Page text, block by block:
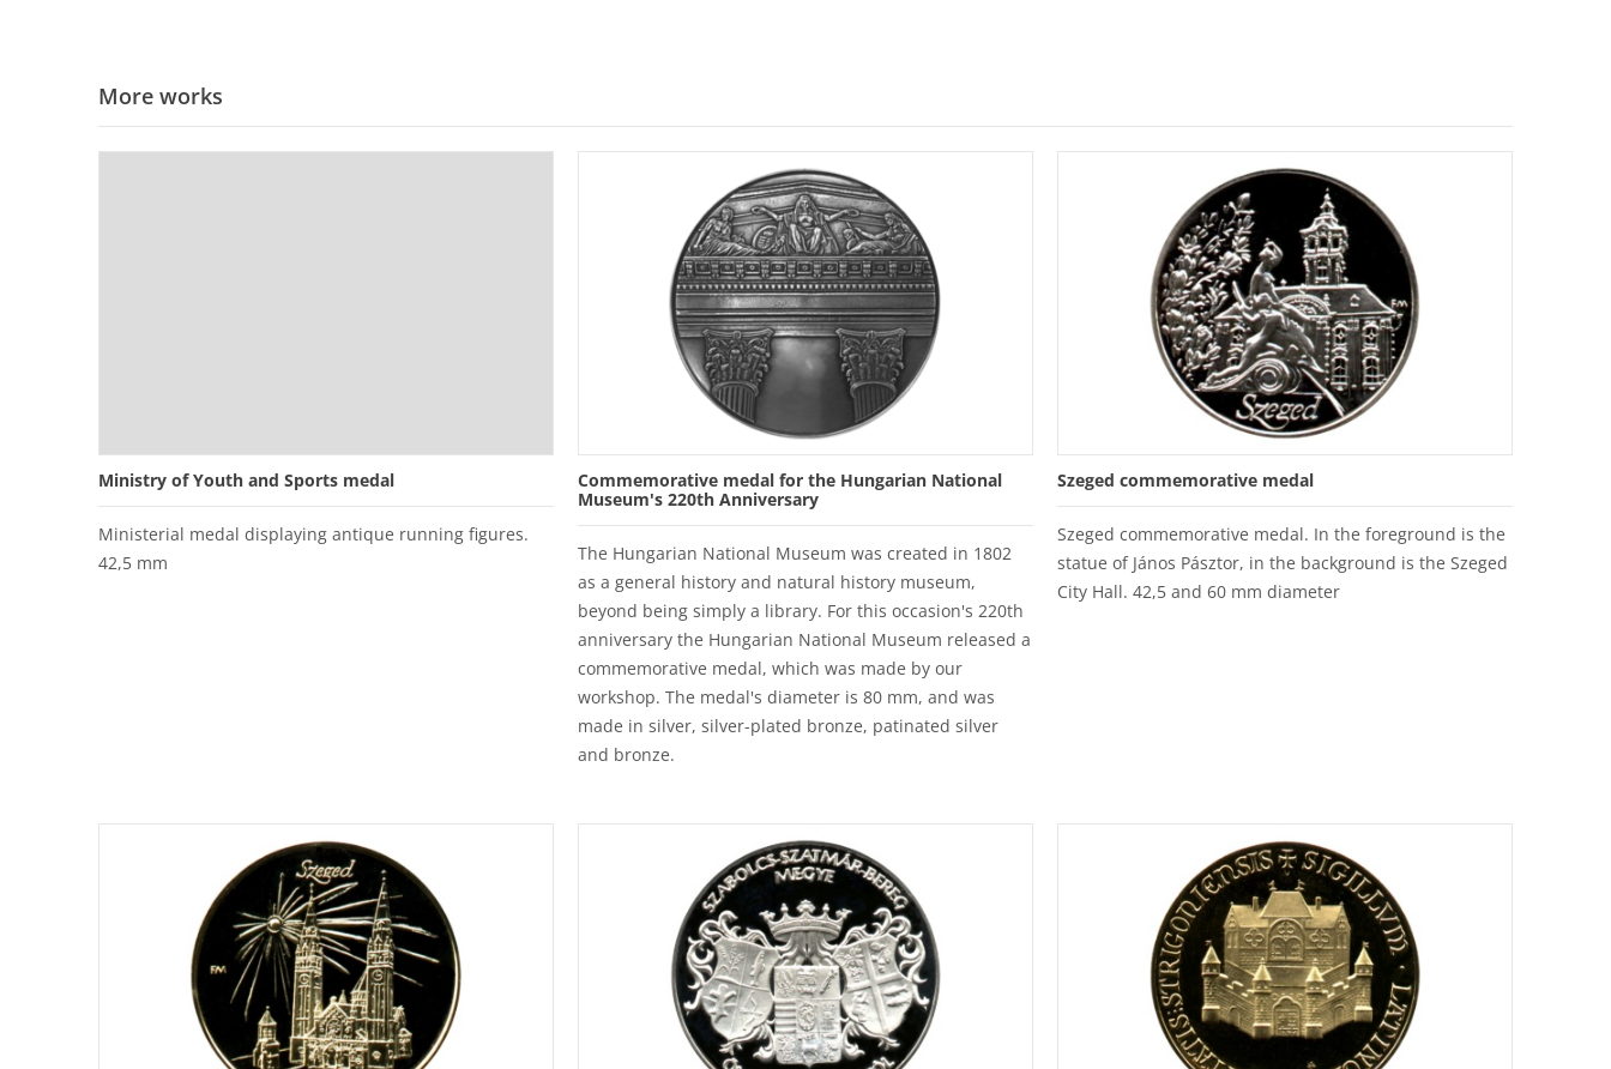
More works
Ministry of Youth and Sports medal
Ministerial medal displaying antique running figures.
42,5 mm
Commemorative medal for the Hungarian National
Museum's 220th Anniversary
The Hungarian National Museum was created in 1802
as a general history and natural history museum,
beyond being simply a library. For this occasion's 220th
anniversary the Hungarian National Museum released a
commemorative medal, which was made by our
workshop. The medal's diameter is 80 mm, and was
made in silver, silver-plated bronze, patinated silver
and bronze.
Szeged commemorative medal
Szeged commemorative medal. In the foreground is the
statue of János Pásztor, in the background is the Szeged
City Hall. 42,5 and 60 mm diameter